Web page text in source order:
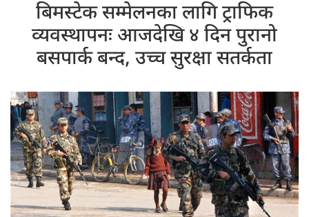
बिमस्टेक सम्मेलनका लागि ट्राफिक
व्यवस्थापनः आजदेखि ४ दिन पुरानो
बसपार्क बन्द, उच्च सुरक्षा सतर्कता